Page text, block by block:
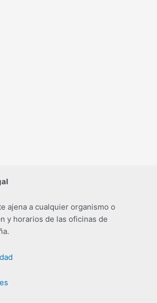
ajena a cualquier organismo o
y horarios de las oficinas de